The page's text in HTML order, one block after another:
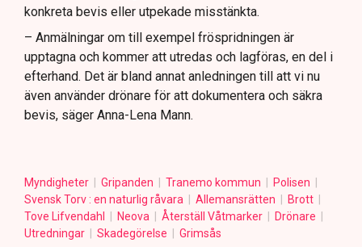
konkreta bevis eller utpekade misstänkta.
– Anmälningar om till exempel fröspridningen är
upptagna och kommer att utredas och lagföras, en del i
efterhand. Det är bland annat anledningen till att vi nu
även använder drönare för att dokumentera och säkra
bevis, säger Anna-Lena Mann.
Myndigheter Gripanden Tranemo kommun
Polisen
Svensk Torv : en naturlig råvara
Allemansrätten
Brott
Tove Lifvendahl
Neova Återställ Våtmarker
Drönare
Utredningar
Skadegörelse Grimsås